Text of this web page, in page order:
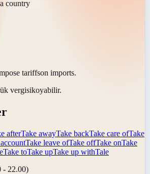
country
tariffson imports.
vergisikoyabilir.
afterTake awayTake backTake care ofTake
Take leave ofTake offTake onTake
Take toTake upTake up withTale
- 22.00)